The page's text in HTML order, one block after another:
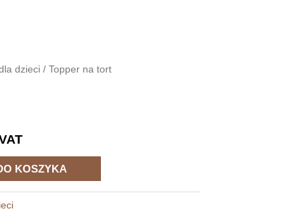
dzieci / Topper na tort
KOSZYKA